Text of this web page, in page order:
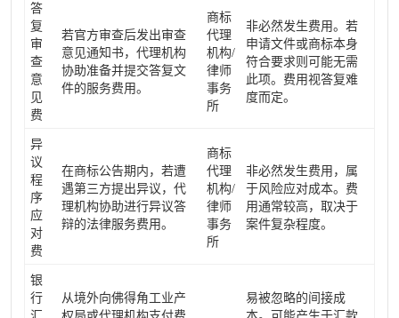
答
复
审
查
意
见
费
若官方审查后发出审查
意见通知书，代理机构
协助准备并提交答复文
件的服务费用。
商标
代理
机构/
律师
事务
所
非必然发生费用。若
申请文件或商标本身
符合要求则可能无需
此项。费用视答复难
度而定。
异
议
程
序
应
对
费
在商标公告期内，若遭
遇第三方提出异议，代
理机构协助进行异议答
辩的法律服务费用。
商标
代理
机构/
律师
事务
所
非必然发生费用，属
于风险应对成本。费
用通常较高，取决于
案件复杂程度。
银
行
从境外向佛得角工业产
易被忽略的间接成